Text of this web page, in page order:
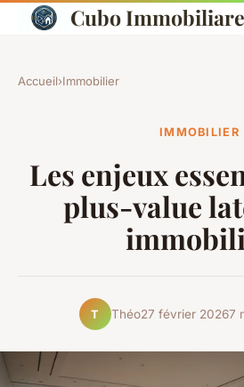
Cubo Immobiliare
Accueil›Immobilier
IMMOBILIER
Les enjeux
plus-value
T Théo27 février 20267